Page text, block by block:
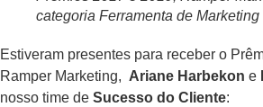
categoria Ferramenta de
Estiveram presentes para receber o
Ramper Marketing, Ariane Harbekon e
nosso time de Sucesso do Cliente: